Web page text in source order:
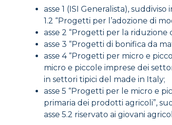
asse 1 (ISI Generalista),
1.2 “Progetti per l’adozione di
asse 2 “Progetti per la riduzione
asse 3 “Progetti di bonifica da
asse 4 “Progetti per micro e
micro e piccole imprese dei
in settori tipici del made in Italy;
asse 5 “Progetti per le micro e
primaria dei prodotti agricoli”,
asse 5.2 riservato ai giovani